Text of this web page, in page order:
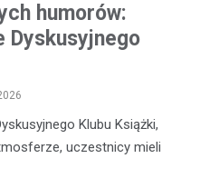
humorów:
Dyskusyjnego
Klubu Książki,
uczestnicy mieli